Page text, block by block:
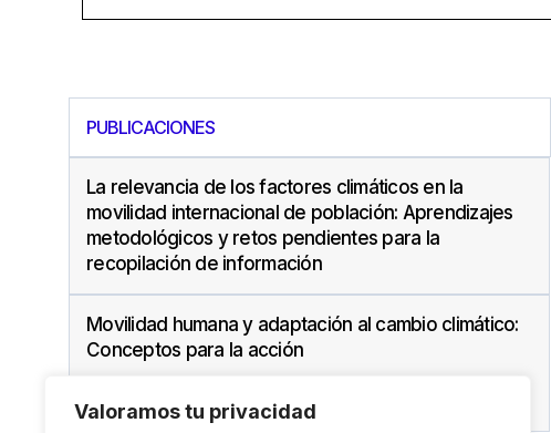
Valoramos tu privacidad
PUBLICACIONES
La relevancia de los factores climáticos en la
movilidad internacional de población: Aprendizajes
metodológicos y retos pendientes para la
recopilación de información
Movilidad humana y adaptación al cambio climático:
Conceptos para la acción